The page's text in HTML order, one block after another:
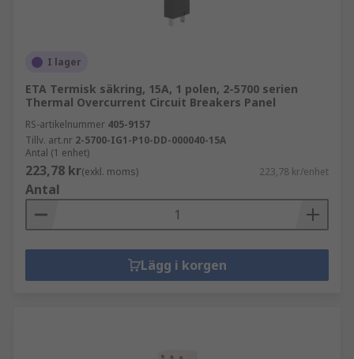
I lager
ETA Termisk säkring, 15A, 1 polen, 2-5700 serien
Thermal Overcurrent Circuit Breakers Panel
RS-artikelnummer 405-9157
Tillv. art.nr 2-5700-IG1-P10-DD-000040-15A
Antal (1 enhet)
223,78 kr(exkl. moms) 223,78 kr/enhet
Antal
Lägg i korgen